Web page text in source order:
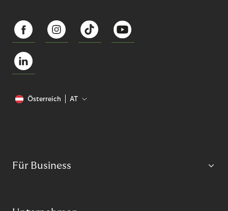
Österreich AT
Für Business